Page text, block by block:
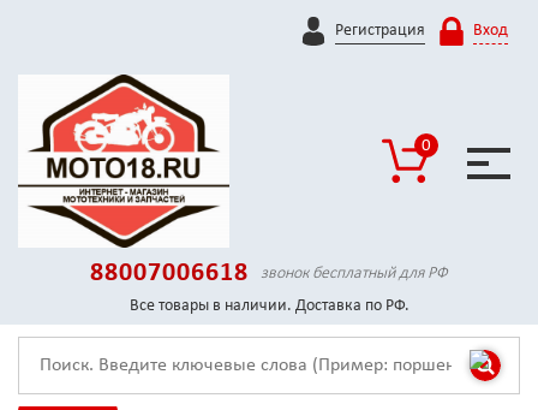
Регистрация Вход
0
88007006618
звонок бесплатный для РФ
Все товары в наличии. Доставка по РФ.